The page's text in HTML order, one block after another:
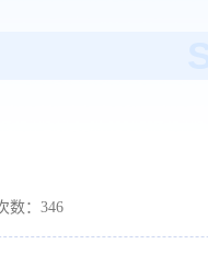
： 346